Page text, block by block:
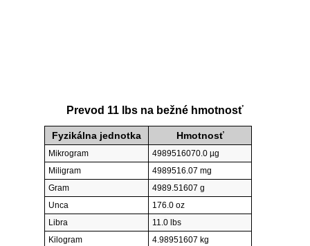
Prevod 11 lbs na bežné hmotnosť
Fyzikálna jednotka Hmotnosť
Mikrogram
4989516070.0 µg
Miligram
4989516.07 mg
Gram
4989.51607 g
Unca
176.0 oz
Libra
11.0 lbs
Kilogram
4.98951607 kg